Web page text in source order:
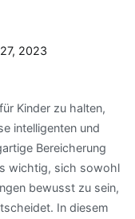
2023
Kinder zu halten,
intelligenten und
Bereicherung
wichtig, sich sowohl
bewusst zu sein,
In diesem